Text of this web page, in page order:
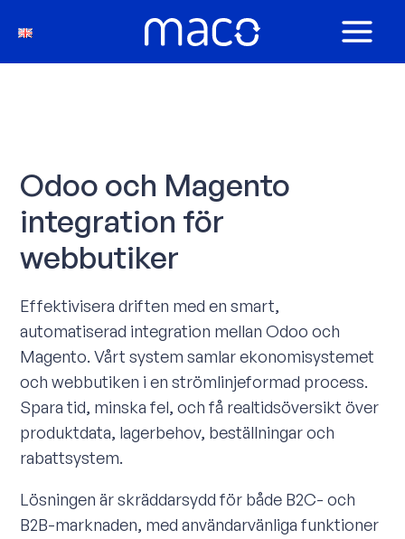
innehåll
MAIN
Odoo och Magento
integration för
webbutiker
Effektivisera driften med en smart,
automatiserad integration mellan Odoo och
Magento. Vårt system samlar ekonomisystemet
och webbutiken i en strömlinjeformad process.
Spara tid, minska fel, och få realtidsöversikt över
produktdata, lagerbehov, beställningar och
rabattsystem.
Lösningen är skräddarsydd för både B2C- och
B2B-marknaden, med användarvänliga funktioner